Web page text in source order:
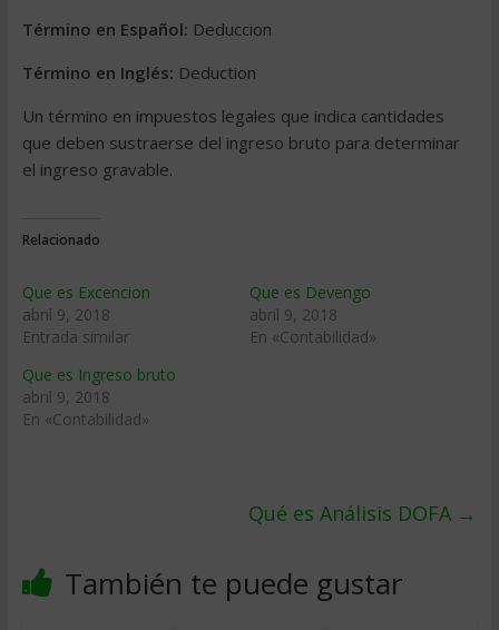
Término en Español: Deduccion
Término en Inglés: Deduction
Un término en impuestos legales que indica cantidades
que deben sustraerse del ingreso bruto para determinar
el ingreso gravable.
Relacionado
Que es Excencion
abril 9, 2018
Entrada similar
Que es Devengo
abril 9, 2018
En «Contabilidad»
Que es Ingreso bruto
abril 9, 2018
En «Contabilidad»
Qué es Análisis DOFA →
También te puede gustar